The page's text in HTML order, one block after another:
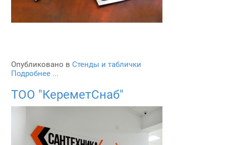
Опубликовано в Стенды и таблички
Подробнее ...
ТОО "КереметСнаб"